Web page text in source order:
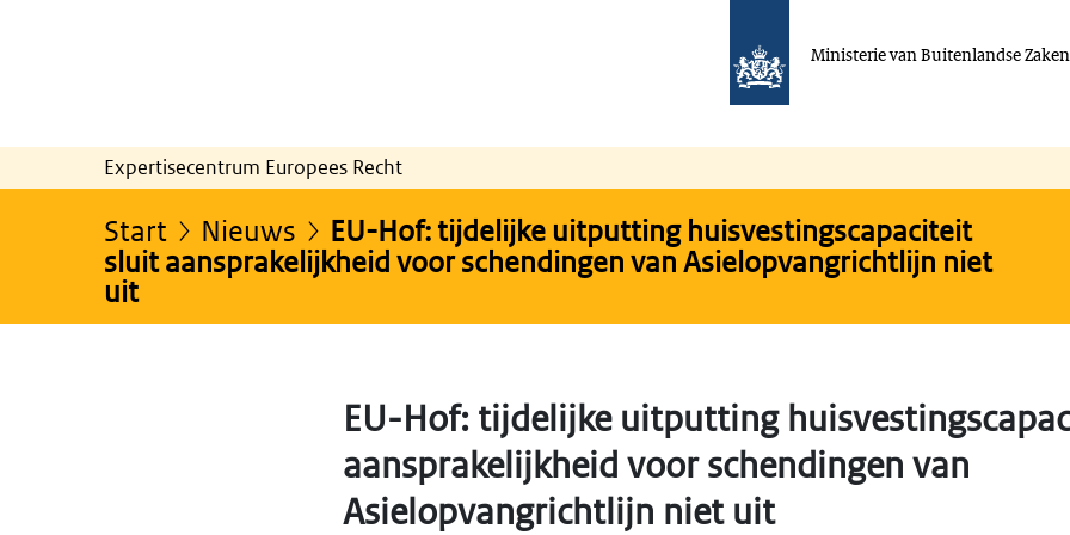
Ministerie van Buitenlandse Zaken
Expertisecentrum Europees Recht
Start Nieuws
EU-Hof: tijdelijke uitputting huisvestingscapaciteit
sluit aansprakelijkheid voor schendingen van Asielopvangrichtlijn niet
uit
EU-Hof: tijdelijke uitputting
aansprakelijkheid voor schendingen van
Asielopvangrichtlijn niet uit